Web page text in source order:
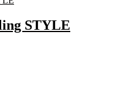
STYLE